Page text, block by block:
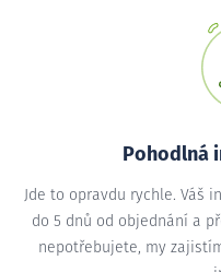
Pohodlná
Jde to opravdu rychle. Váš
do 5 dnů od objednání a
nepotřebujete, my